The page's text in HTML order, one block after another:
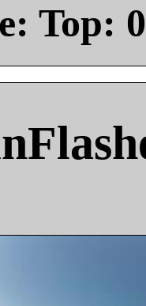
Top: 0